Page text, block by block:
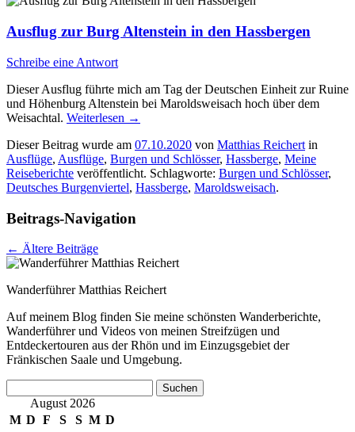
Ausflug zur Burg Altenstein in den Hassbergen
Schreibe eine Antwort
Dieser Ausflug führte mich am Tag der Deutschen Einheit zur Ruine
und Höhenburg Altenstein bei Maroldsweisach hoch über dem
Weisachtal. Weiterlesen →
Dieser Beitrag wurde am 07.10.2020 von Matthias Reichert in
Ausflüge, Ausflüge, Burgen und Schlösser, Hassberge, Meine
Reiseberichte veröffentlicht. Schlagworte: Burgen und Schlösser,
Deutsches Burgenviertel, Hassberge, Maroldsweisach.
Beitrags-Navigation
← Ältere Beiträge
Wanderführer Matthias Reichert
Auf meinem Blog finden Sie meine schönsten Wanderberichte,
Wanderführer und Videos von meinen Streifzügen und
Entdeckertouren aus der Rhön und im Einzugsgebiet der
Fränkischen Saale und Umgebung.
nach:August 2026
M D F S S M D